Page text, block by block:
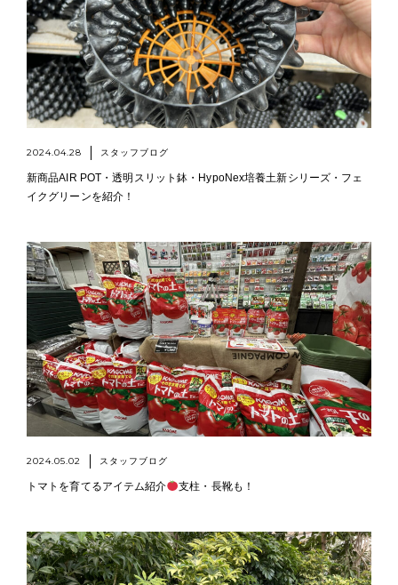
2024.04.28 スタッフブログ
新商品AIR POT・透明スリット鉢・HypoNex培養土新シリーズ・フェ
イクグリーンを紹介！
2024.05.02 スタッフブログ
トマトを育てるアイテム紹介 支柱・長靴も！